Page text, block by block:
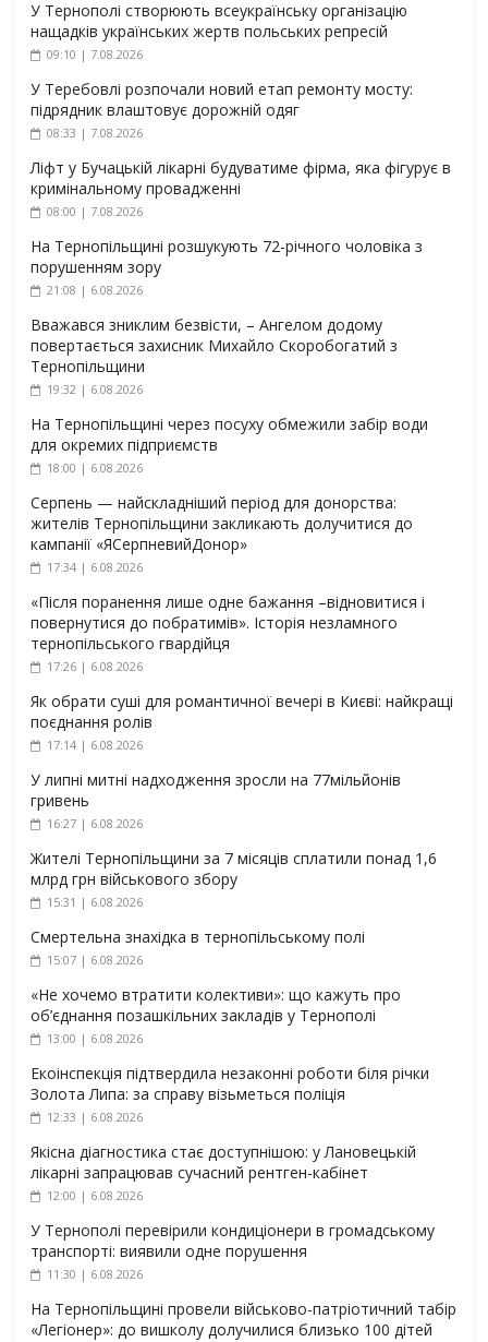
У Тернополі створюють всеукраїнську організацію
нащадків українських жертв польських репресій
09:10 | 7.08.2026
У Теребовлі розпочали новий етап ремонту мосту:
підрядник влаштовує дорожній одяг
08:33 | 7.08.2026
Ліфт у Бучацькій лікарні будуватиме фірма, яка фігурує в
кримінальному провадженні
08:00 | 7.08.2026
На Тернопільщині розшукують 72-річного чоловіка з
порушенням зору
21:08 | 6.08.2026
Вважався зниклим безвісти, – Ангелом додому
повертається захисник Михайло Скоробогатий з
Тернопільщини
19:32 | 6.08.2026
На Тернопільщині через посуху обмежили забір води
для окремих підприємств
18:00 | 6.08.2026
Серпень — найскладніший період для донорства:
жителів Тернопільщини закликають долучитися до
кампанії «ЯСерпневийДонор»
17:34 | 6.08.2026
«Після поранення лише одне бажання –відновитися і
повернутися до побратимів». Історія незламного
тернопільського гвардійця
17:26 | 6.08.2026
Як обрати суші для романтичної вечері в Києві: найкращі
поєднання ролів
17:14 | 6.08.2026
У липні митні надходження зросли на 77мільйонів
гривень
16:27 | 6.08.2026
Жителі Тернопільщини за 7 місяців сплатили понад 1,6
млрд грн військового збору
15:31 | 6.08.2026
Смертельна знахідка в тернопільському полі
15:07 | 6.08.2026
«Не хочемо втратити колективи»: що кажуть про
об’єднання позашкільних закладів у Тернополі
13:00 | 6.08.2026
Екоінспекція підтвердила незаконні роботи біля річки
Золота Липа: за справу візьметься поліція
12:33 | 6.08.2026
Якісна діагностика стає доступнішою: у Лановецькій
лікарні запрацював сучасний рентген-кабінет
12:00 | 6.08.2026
У Тернополі перевірили кондиціонери в громадському
транспорті: виявили одне порушення
11:30 | 6.08.2026
На Тернопільщині провели військово-патріотичний табір
«Легіонер»: до вишколу долучилися близько 100 дітей